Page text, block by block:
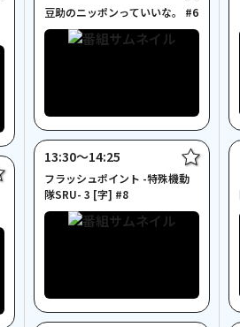
豆助のニッポンっていいな。 #6
13:30〜14:25
フラッシュポイント -特殊機動
隊SRU- 3 [字] #8